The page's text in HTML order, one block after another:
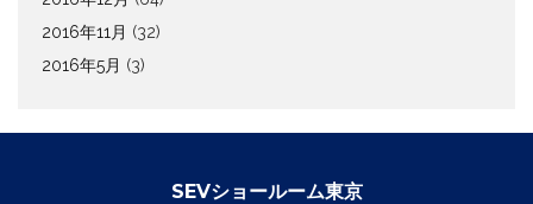
2016年11月 (32)
2016年5月 (3)
SEVショールーム東京